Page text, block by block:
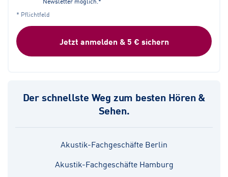
* Pflichtfeld
Jetzt anmelden & 5 € sichern
Der schnellste Weg zum besten Hören &
Sehen.
Akustik-Fachgeschäfte Berlin
Akustik-Fachgeschäfte Hamburg